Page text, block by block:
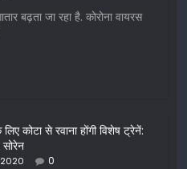
बढ़ता जा रहा है. कोरोना वायरस
कोटा से रवाना होंगी विशेष ट्रेनें:
2020 0